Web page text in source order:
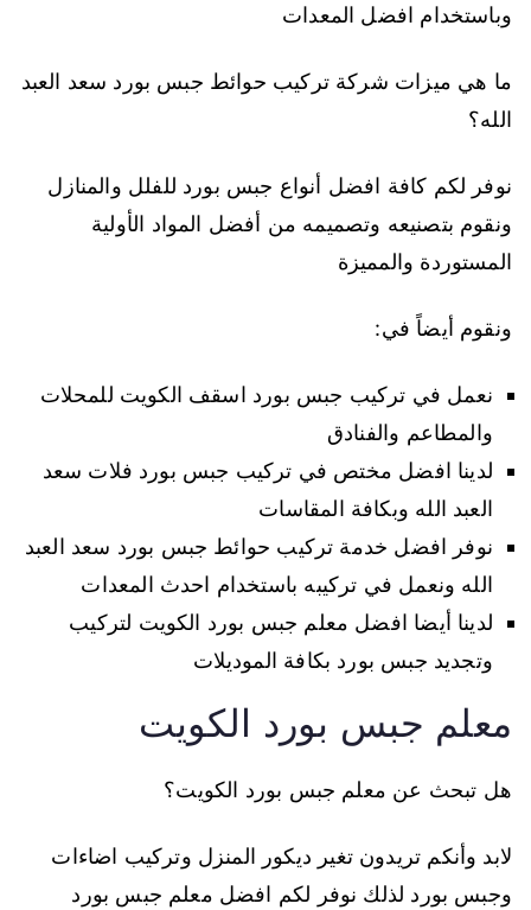
وباستخدام افضل المعدات
ما هي ميزات شركة تركيب حوائط جبس بورد سعد العبد
الله؟
نوفر لكم كافة افضل أنواع جبس بورد للفلل والمنازل
ونقوم بتصنيعه وتصميمه من أفضل المواد الأولية
المستوردة والمميزة
ونقوم أيضاً في:
نعمل في تركيب جبس بورد اسقف الكويت للمحلات
والمطاعم والفنادق
لدينا افضل مختص في تركيب جبس بورد فلات سعد
العبد الله وبكافة المقاسات
نوفر افضل خدمة تركيب حوائط جبس بورد سعد العبد
الله ونعمل في تركيبه باستخدام احدث المعدات
لدينا أيضا افضل معلم جبس بورد الكويت لتركيب
وتجديد جبس بورد بكافة الموديلات
معلم جبس بورد الكويت
هل تبحث عن معلم جبس بورد الكويت؟
لابد وأنكم تريدون تغير ديكور المنزل وتركيب اضاءات
وجبس بورد لذلك نوفر لكم افضل معلم جبس بورد